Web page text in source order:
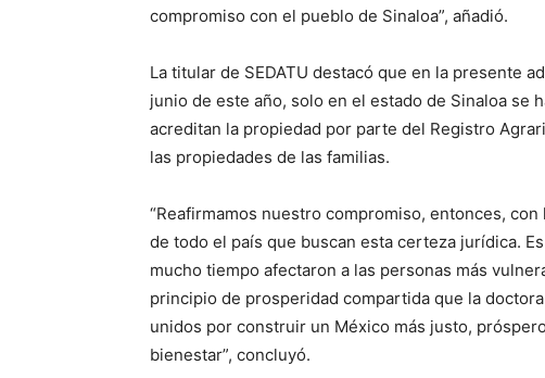
compromiso con el pueblo de Sinaloa”, añadió.
La titular de SEDATU destacó que en la presente
junio de este año, solo en el estado de Sinaloa se
acreditan la propiedad por parte del Registro
las propiedades de las familias.
“Reafirmamos nuestro compromiso, entonces,
de todo el país que buscan esta certeza jurídica.
mucho tiempo afectaron a las personas más
principio de prosperidad compartida que la
unidos por construir un México más justo,
bienestar”, concluyó.